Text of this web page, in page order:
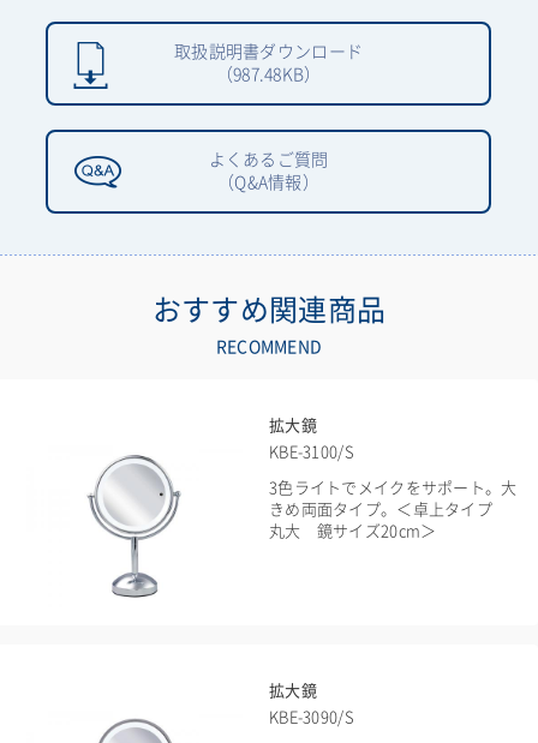
取扱説明書ダウンロード
（987.48KB）
よくあるご質問
（Q&A情報）
おすすめ関連商品
RECOMMEND
拡大鏡
KBE-3100/S
3色ライトでメイクをサポート。大
きめ両面タイプ。＜卓上タイプ
丸大 鏡サイズ20cm＞
拡大鏡
KBE-3090/S